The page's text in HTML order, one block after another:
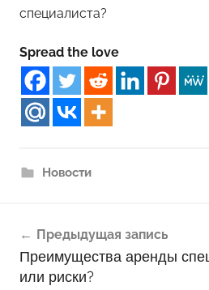
специалиста?
Spread the love
Новости
по
записям
Предыдущая запись
Преимущества аренды
или риски?